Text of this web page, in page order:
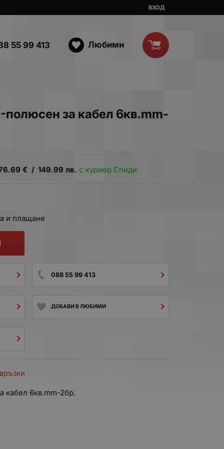
ВХОД
55 99 413 Любими
полюсен за кабел 6кв.mm-
€ / 149.99 лв. с куриер Спиди
и плащане
088 55 99 413
ДОБАВИ В ЛЮБИМИ
кабел 6кв.mm-2бр.